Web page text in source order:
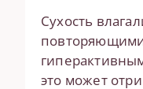
Сухость
это может